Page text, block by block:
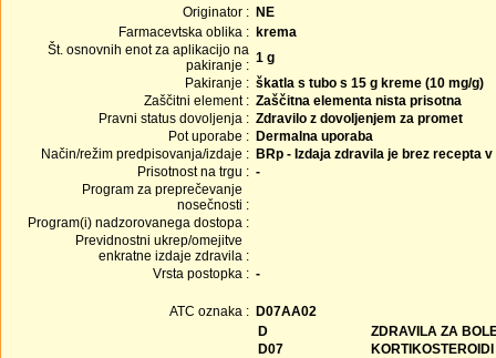
Originator : NE
Farmacevtska oblika : krema
Št. osnovnih enot za aplikacijo na
pakiranje : 1 g
Pakiranje : škatla s tubo s 15 g kreme (10 mg/g)
Zaščitni element : Zaščitna elementa nista prisotna
Pravni status dovoljenja : Zdravilo z dovoljenjem za promet
Pot uporabe : Dermalna uporaba
Način/režim predpisovanja/izdaje : BRp - Izdaja zdravila je brez recepta
Prisotnost na trgu : -
Program za preprečevanje
nosečnosti :
Program(i) nadzorovanega dostopa :
Previdnostni ukrep/omejitve
enkratne izdaje zdravila :
Vrsta postopka : -
ATC oznaka : D07AA02
D
ZDRAVILA ZA
D07